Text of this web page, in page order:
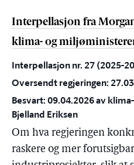
Interpellasjon fra
klima- og
Interpellasjon nr. 27 (2025-
Oversendt regjeringen:
Besvart: 09.04.2026 av
Bjelland Eriksen
Om hva regjeringen
raskere og mer